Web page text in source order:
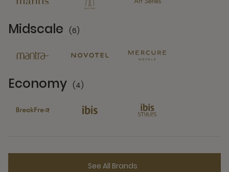
Midscale (6)
Economy (4)
See All Brands